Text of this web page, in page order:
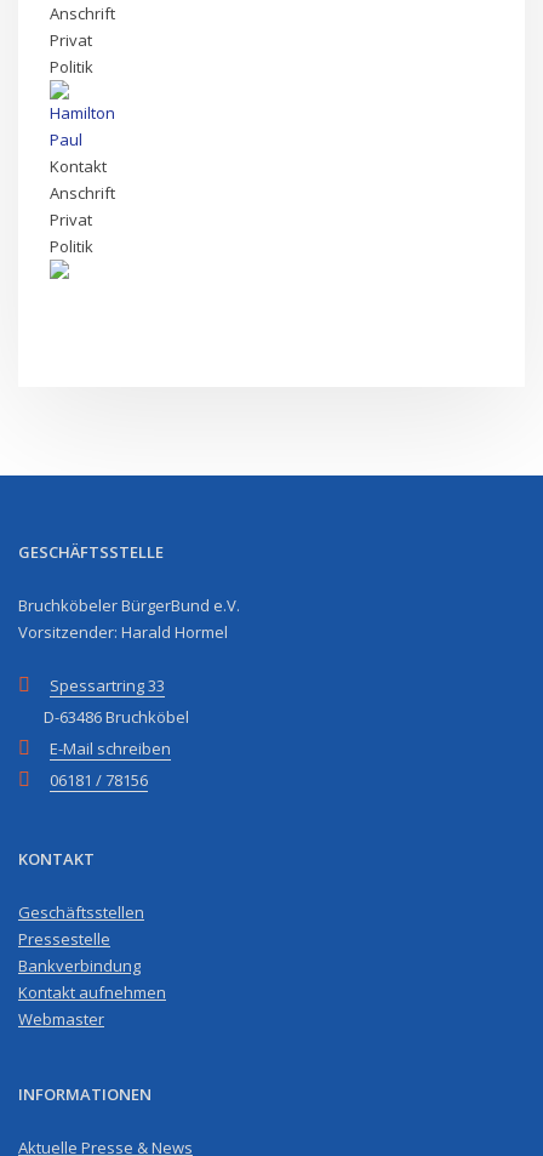
Anschrift
Privat
Politik
Hamilton
Paul
Kontakt
Anschrift
Privat
Politik
GESCHÄFTSSTELLE
Bruchköbeler BürgerBund e.V.
Vorsitzender: Harald Hormel
Spessartring 33
D-63486 Bruchköbel
E-Mail schreiben
06181 / 78156
KONTAKT
Geschäftsstellen
Pressestelle
Bankverbindung
Kontakt aufnehmen
Webmaster
INFORMATIONEN
Aktuelle Presse & News